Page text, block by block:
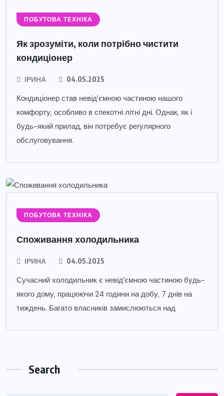
ПОБУТОВА ТЕХНІКА
Як зрозуміти, коли потрібно чистити
кондиціонер
ІРИНА 04.05.2025
Кондиціонер став невід’ємною частиною нашого
комфорту, особливо в спекотні літні дні. Однак, як і
будь-який прилад, він потребує регулярного
обслуговування.
ПОБУТОВА ТЕХНІКА
Споживання холодильника
ІРИНА 04.05.2025
Сучасний холодильник є невід’ємною частиною будь-
якого дому, працюючи 24 години на добу, 7 днів на
тиждень. Багато власників замислюються над
Search